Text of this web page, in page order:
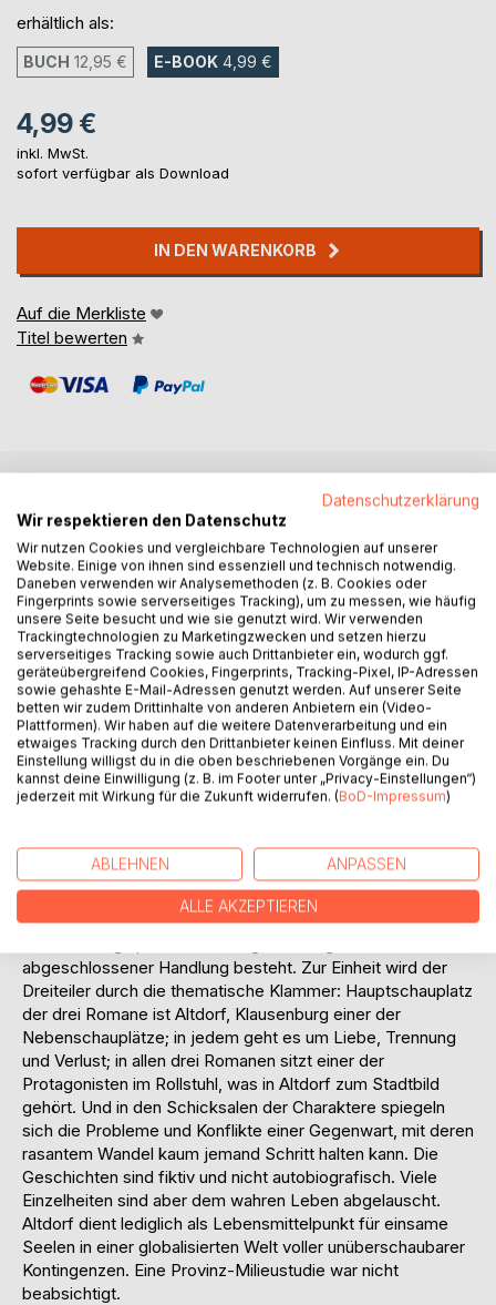
erhältlich als:
BUCH 12,95 € E-BOOK 4,99 €
4,99 €
inkl. MwSt.
sofort verfügbar als Download
IN DEN WARENKORB
Auf die Merkliste
Titel bewerten
BESCHREIBUNG
Vor einer halben Ewigkeit verschwand Sophie aus Richards
Leben. Einfach so, ohne ein Wort des Abschieds. Fast
zwanzig Jahre später taucht sie wieder auf. Auf einer
Urlaubsreise wollen die beiden die Grenzen ihrer Affinitäten
noch einmal ausloten. Doch eine seltsame Begegnung in
der Wildnis bringt ihre zögerliche Annäherung völlig aus
dem Takt: Das Herz will, der Verstand bockt. Und so
stolpern die beiden unversehens in ein Dickicht aus
Misstrauen, Streit und Hass.
In mehreren ineinander verwobenen Erzählsträngen
kreuzen sich die Schicksale von Paaren, die in einem
Missverständnissen gefangen sind. Was sie verbindet, ist
ihr gestörtes Verhältnis zur inneren Wahrheit - ein
Vexierspiel, das zur tröstlichen Fiktion gerinnt.
"Notlügner - Die Nostalgie des Selbstbetrugs" ist Teil der
abgeschlossener Handlung besteht. Zur Einheit wird der
Dreiteiler durch die thematische Klammer: Hauptschauplatz
der drei Romane ist Altdorf, Klausenburg einer der
Nebenschauplätze; in jedem geht es um Liebe, Trennung
und Verlust; in allen drei Romanen sitzt einer der
Protagonisten im Rollstuhl, was in Altdorf zum Stadtbild
gehört. Und in den Schicksalen der Charaktere spiegeln
sich die Probleme und Konflikte einer Gegenwart, mit deren
rasantem Wandel kaum jemand Schritt halten kann. Die
Geschichten sind fiktiv und nicht autobiografisch. Viele
Einzelheiten sind aber dem wahren Leben abgelauscht.
Altdorf dient lediglich als Lebensmittelpunkt für einsame
Seelen in einer globalisierten Welt voller unüberschaubarer
Kontingenzen. Eine Provinz-Milieustudie war nicht
beabsichtigt.
Datenschutzerklärung
Wir respektieren den Datenschutz
Wir nutzen Cookies und vergleichbare Technologien auf unserer
Website. Einige von ihnen sind essenziell und technisch notwendig.
Daneben verwenden wir Analysemethoden (z. B. Cookies oder
Fingerprints sowie serverseitiges Tracking), um zu messen, wie häufig
unsere Seite besucht und wie sie genutzt wird. Wir verwenden
Trackingtechnologien zu Marketingzwecken und setzen hierzu
serverseitiges Tracking sowie auch Drittanbieter ein, wodurch ggf.
geräteübergreifend Cookies, Fingerprints, Tracking-Pixel, IP-Adressen
sowie gehashte E-Mail-Adressen genutzt werden. Auf unserer Seite
betten wir zudem Drittinhalte von anderen Anbietern ein (Video-
Plattformen). Wir haben auf die weitere Datenverarbeitung und ein
etwaiges Tracking durch den Drittanbieter keinen Einfluss. Mit deiner
Einstellung willigst du in die oben beschriebenen Vorgänge ein. Du
kannst deine Einwilligung (z. B. im Footer unter „Privacy-Einstellungen“)
jederzeit mit Wirkung für die Zukunft widerrufen. (BoD-Impressum)
ABLEHNEN ANPASSEN
ALLE AKZEPTIEREN